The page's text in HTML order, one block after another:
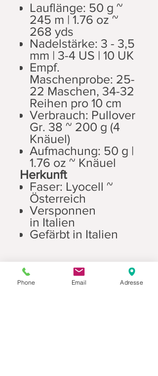
Lauflänge: 50 g ~
245 m | 1.76 oz ~
268 yds
Nadelstärke: 3 - 3,5
mm | 3-4 US | 10 UK
Empf.
Maschenprobe: 25-
22 Maschen, 34-32
Reihen pro 10 cm
Verbrauch: Pullover
Gr. 38 ~ 200 g (4
Knäuel)
Aufmachung: 50 g |
1.76 oz ~ Knäuel
Herkunft
Faser: Lyocell ~
Österreich
Versponnen
in Italien
Gefärbt in Italien
Phone Email Adresse